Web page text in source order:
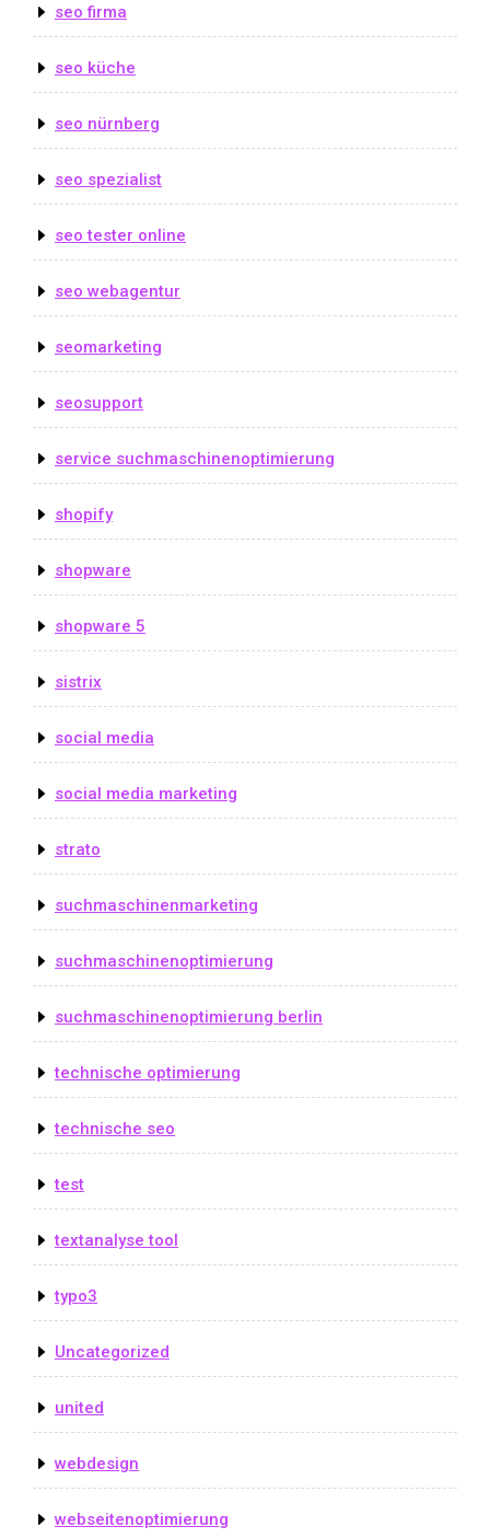
seo firma
seo küche
seo nürnberg
seo spezialist
seo tester online
seo webagentur
seomarketing
seosupport
service suchmaschinenoptimierung
shopify
shopware
shopware 5
sistrix
social media
social media marketing
strato
suchmaschinenmarketing
suchmaschinenoptimierung
suchmaschinenoptimierung berlin
technische optimierung
technische seo
test
textanalyse tool
typo3
Uncategorized
united
webdesign
webseitenoptimierung